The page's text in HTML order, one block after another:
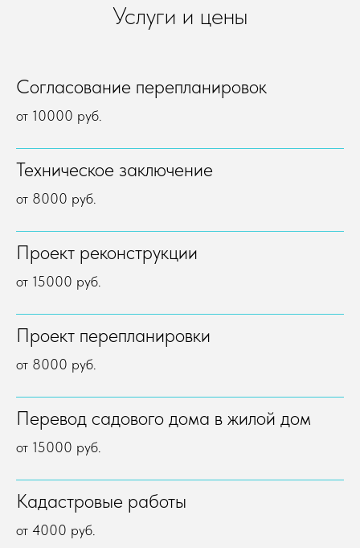
Услуги и цены
Согласование перепланировок
от 10000 руб.
Техническое заключение
от 8000 руб.
Проект реконструкции
от 15000 руб.
Проект перепланировки
от 8000 руб.
Перевод садового дома в жилой дом
от 15000 руб.
Кадастровые работы
от 4000 руб.